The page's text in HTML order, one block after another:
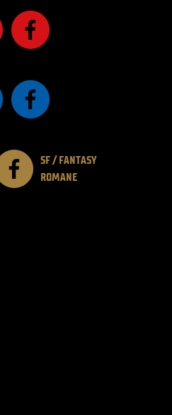
SF / FANTASY
ROMANE